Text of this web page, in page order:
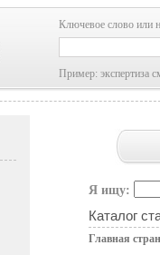
Ключевое слово или
Пример: экспертиза
Я ищу:
Каталог
Главная